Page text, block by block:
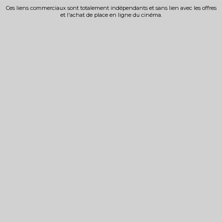
Ces liens commerciaux sont totalement indépendants et sans lien avec les offres
et l'achat de place en ligne du cinéma.